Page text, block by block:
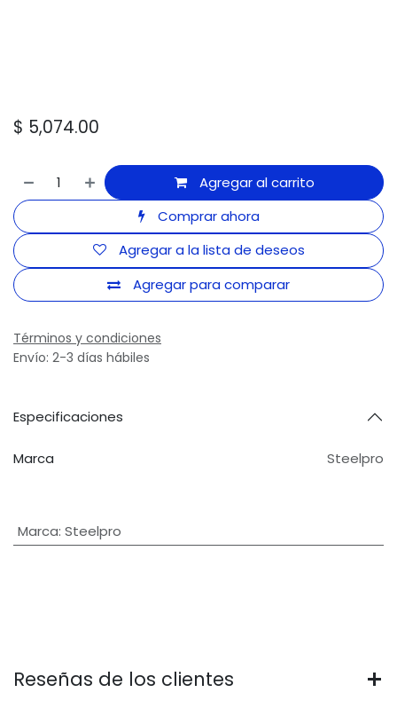
$ 5,074.00
Agregar al carrito
Comprar ahora
Agregar para comparar
Agregar a la lista de deseos
Términos y condiciones
Envío: 2-3 días hábiles
Especificaciones
Marca Steelpro
Marca: Steelpro
Reseñas de los clientes